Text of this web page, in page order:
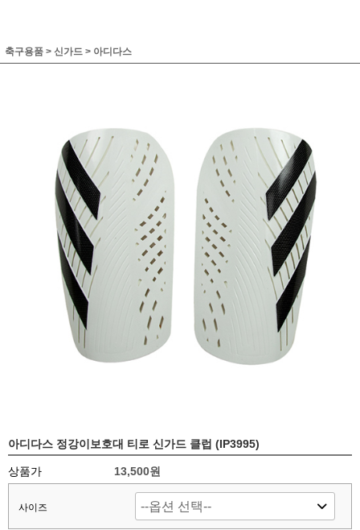
축구용품 > 신가드 > 아디다스
아디다스 정강이보호대 티로 신가드 클럽 (IP3995)
상품가 13,500원
사이즈